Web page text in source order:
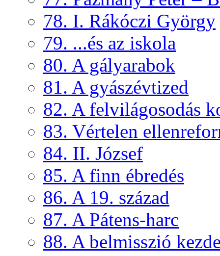
78. I. Rákóczi György
79. ...és az iskola
80. A gályarabok
81. A gyászévtized
82. A felvilágosodás
83. Vértelen
84. II. József
85. A finn ébredés
86. A 19. század
87. A Pátens-harc
88. A belmisszió